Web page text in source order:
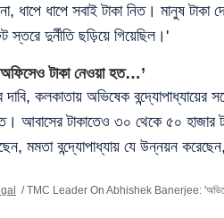
ধাপে ধাপে সবাই টাকা নিত। মানুষ টাকা
স্তরে দুর্নীতি ছড়িয়ে গিয়েছিল।'
টাকা নেওয়া হত…’
কলকাতায় অভিষেক বন্দ্যোপাধ্যায়ের
আবাসের টাকাতেও ৩০ থেকে ৫০ হাজার
মমতা বন্দ্যোপাধ্যায় যে উন্নয়ন
/ TMC Leader On Abhishek Banerjee: 'অভিষেকের